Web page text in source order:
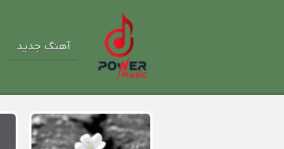
آهنگ جدید